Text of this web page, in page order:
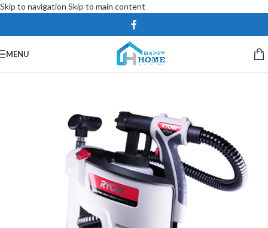
Skip to navigation Skip to main content
MENU